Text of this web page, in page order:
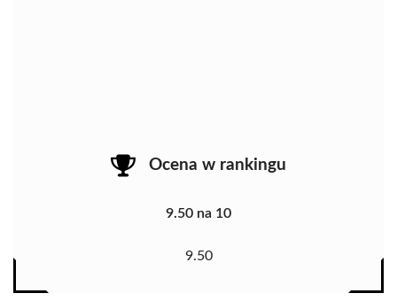
Ocena w rankingu
9.50 na 10
9.50